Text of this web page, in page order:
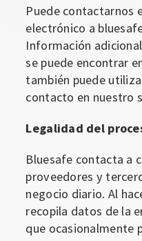
Puede contactarnos
electrónico a
Información
se puede encontrar
también puede
contacto en nuestro
Legalidad del
Bluesafe contacta a
proveedores y
negocio diario. Al
recopila datos de la
que ocasionalmente